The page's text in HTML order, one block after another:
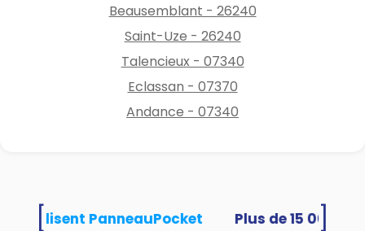
Beausemblant - 26240
Saint-Uze - 26240
Talencieux - 07340
Eclassan - 07370
Andance - 07340
utilisent PanneauPocket